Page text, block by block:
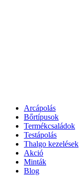
Arcápolás
Bőrtípusok
Termékcsaládok
Testápolás
Thalgo kezelések
Akció
Minták
Blog